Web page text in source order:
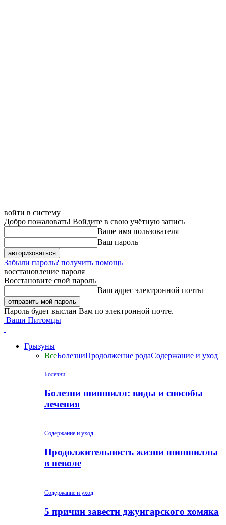
войти в систему
Добро пожаловать! Войдите в свою учётную запись
Ваше имя пользователя
Ваш пароль
Забыли пароль? получить помощь
восстановление пароля
Восстановите свой пароль
Ваш адрес электронной почты
Пароль будет выслан Вам по электронной почте.
Ваши Питомцы
Грызуны
ВсеБолезниПродолжение родаСодержание и уход
Болезни
Болезни шиншилл: виды и способы
лечения
Содержание и уход
Продолжительность жизни шиншиллы
в неволе
Содержание и уход
5 причин завести джунгарского хомяка